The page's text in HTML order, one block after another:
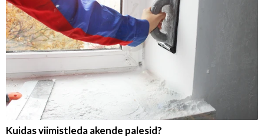
Kuidas viimistleda akende palesid?